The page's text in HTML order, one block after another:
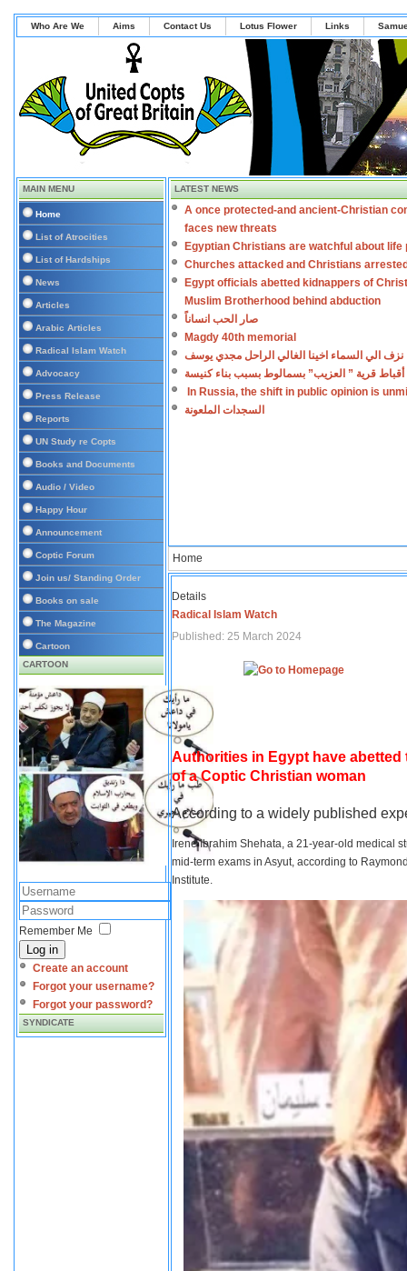
Who Are We Aims Contact Us Lotus Flower Links
MAIN MENU
Home
List of Atrocities
List of Hardships
News
Articles
Arabic Articles
Radical Islam Watch
Advocacy
Press Release
Reports
UN Study re Copts
Books and Documents
Audio / Video
Happy Hour
Announcement
Coptic Forum
Join us/ Standing Order
Books on sale
The Magazine
Cartoon
CARTOON
Remember Me
Log in
Create an account
Forgot your username?
Forgot your password?
SYNDICATE
LATEST NEWS
A once protected-and ancient-Christian
faces new threats
Egyptian Christians are watchful about life
Churches attacked and Christians
Egypt officials abetted kidnappers of
Muslim Brotherhood behind abduction
صار الحب انساناً
Magdy 40th memorial
نزف الي السماء اخينا الغالي الراحل مجدي يوسف
أقباط قرية ” العزيب” بسمالوط بسبب بناء كنيسة
In Russia, the shift in public opinion is
السجدات الملعونة
Home
Details
Radical Islam Watch
Published: 25 March 2024
Authorities in Egypt have
of a Coptic Christian woman
According to a widely published
Irene Ibrahim Shehata, a 21-year-old medical
mid-term exams in Asyut, according to
Institute.